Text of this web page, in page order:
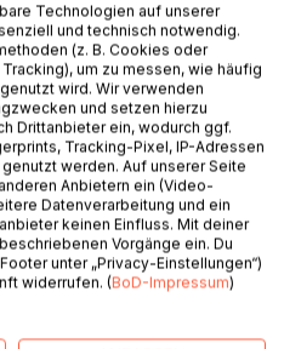
woman and a man who
erotic feelings in each
life a completely new
and security! ...
Technologien auf unserer
und technisch notwendig.
(z. B. Cookies oder
um zu messen, wie häufig
wird. Wir verwenden
und setzen hierzu
Drittanbieter ein, wodurch ggf.
Tracking-Pixel, IP-Adressen
werden. Auf unserer Seite
Anbietern ein (Video-
Datenverarbeitung und ein
keinen Einfluss. Mit deiner
Vorgänge ein. Du
unter „Privacy-Einstellungen“)
widerrufen. (BoD-Impressum)